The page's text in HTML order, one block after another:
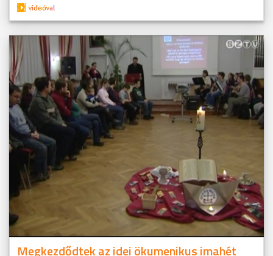
Megkezdődtek az idei ökumenikus imahét